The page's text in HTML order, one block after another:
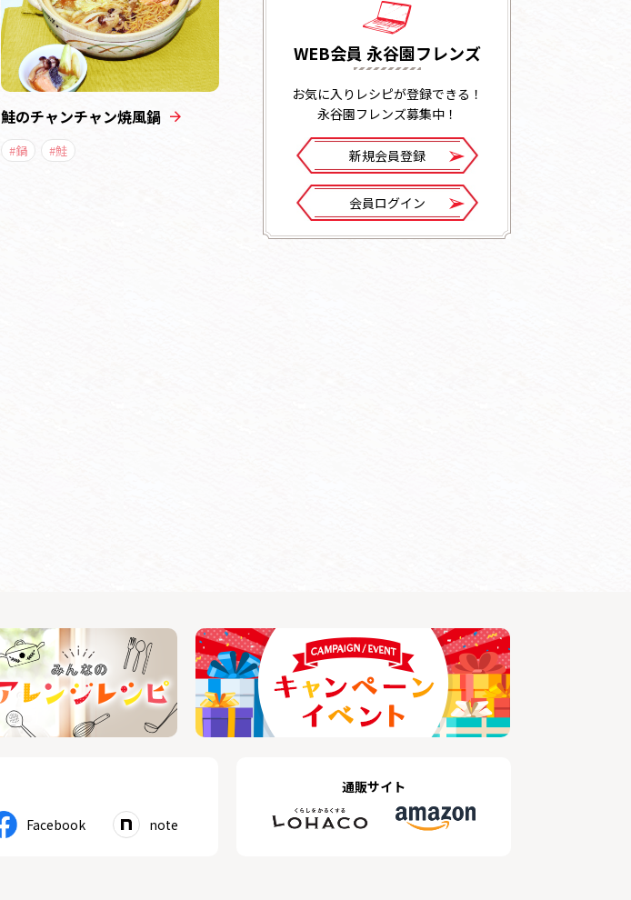
鮭のチャンチャン焼風鍋
#鍋 #鮭
WEB会員 永谷園フレンズ
お気に入りレシピが登録できる！
永谷園フレンズ募集中！
新規会員登録
会員ログイン
Facebook note
通販サイト